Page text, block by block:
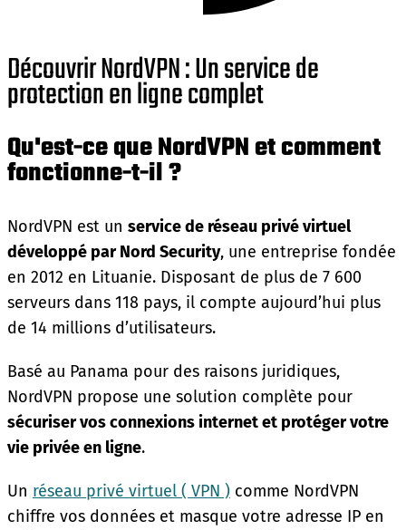
Découvrir NordVPN : Un service de
protection en ligne complet
Qu'est-ce que NordVPN et comment
fonctionne-t-il ?
NordVPN est un service de réseau privé virtuel
développé par Nord Security, une entreprise fondée
en 2012 en Lituanie. Disposant de plus de 7 600
serveurs dans 118 pays, il compte aujourd’hui plus
de 14 millions d’utilisateurs.
Basé au Panama pour des raisons juridiques,
NordVPN propose une solution complète pour
sécuriser vos connexions internet et protéger votre
vie privée en ligne.
Un réseau privé virtuel ( VPN ) comme NordVPN
chiffre vos données et masque votre adresse IP en